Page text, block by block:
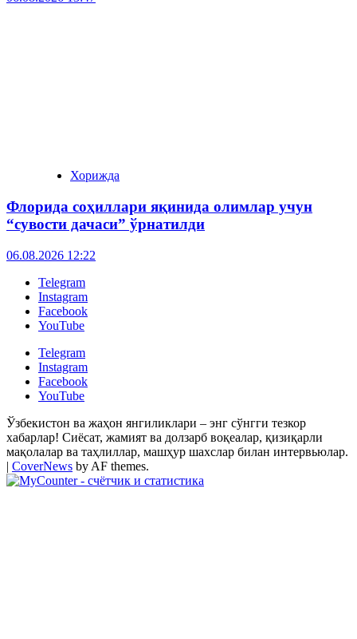
Хорижда
Флорида соҳиллари яқинида олимлар учун
“сувости дачаси” ўрнатилди
06.08.2026 12:22
Telegram
Instagram
Facebook
YouTube
Telegram
Instagram
Facebook
YouTube
Ўзбекистон ва жаҳон янгиликлари – энг сўнгги тезкор
хабарлар! Сиёсат, жамият ва долзарб воқеалар, қизиқарли
мақолалар ва таҳлиллар, машҳур шахслар билан интервьюлар.
| CoverNews by AF themes.